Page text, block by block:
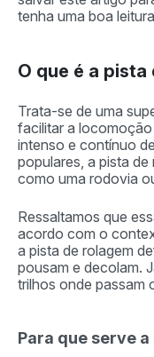
tenha uma boa
O que é a
Trata-se de uma
facilitar a
intenso e contínuo
populares, a pista
como uma rodovia
Ressaltamos que
acordo com o
a pista de rolagem
pousam e decolam.
trilhos onde passam
Para que serve